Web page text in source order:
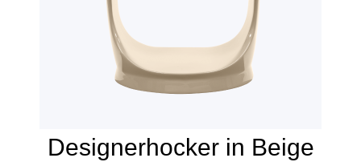
Designerhocker in Beige